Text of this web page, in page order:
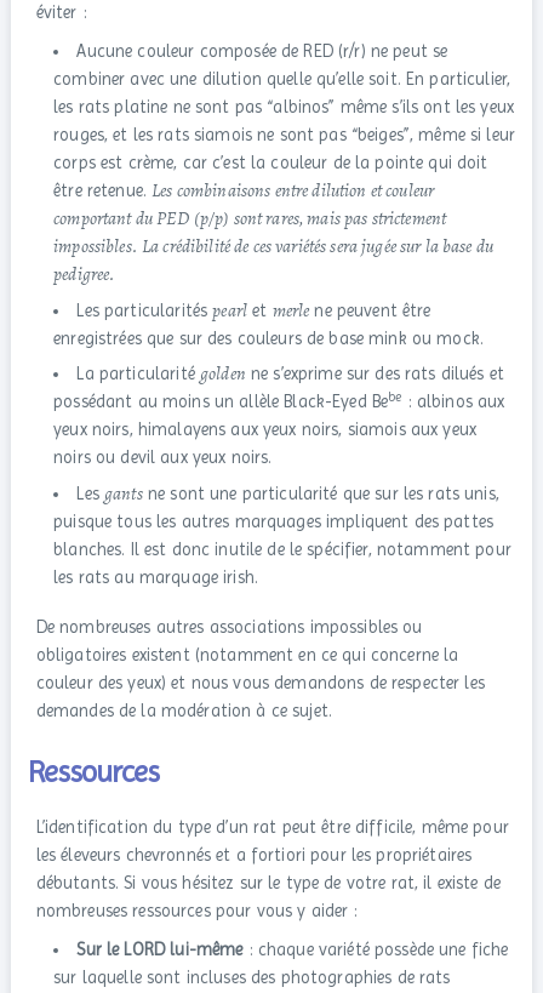
éviter :
Aucune couleur composée de RED (r/r) ne peut se
combiner avec une dilution quelle qu’elle soit. En particulier,
les rats platine ne sont pas “albinos” même s’ils ont les yeux
rouges, et les rats siamois ne sont pas “beiges”, même si leur
corps est crème, car c’est la couleur de la pointe qui doit
être retenue. Les combinaisons entre dilution et couleur
comportant du PED (p/p) sont rares, mais pas strictement
impossibles. La crédibilité de ces variétés sera jugée sur la base du
pedigree.
Les particularitéspearlet merle ne peuvent être
enregistrées que sur des couleurs de base mink ou mock.
La particularité golden ne s’exprime sur des rats dilués et
possédant au moins un allèle Black-Eyed Bebe : albinos aux
yeux noirs, himalayens aux yeux noirs, siamois aux yeux
noirs ou devil aux yeux noirs.
Les gantsne sont une particularité que sur les rats unis,
puisque tous les autres marquages impliquent des pattes
blanches. Il est donc inutile de le spécifier, notamment pour
les rats au marquage irish.
De nombreuses autres associations impossibles ou
obligatoires existent (notamment en ce qui concerne la
couleur des yeux) et nous vous demandons de respecter les
demandes de la modération à ce sujet.
Ressources
L’identification du type d’un rat peut être difficile, même pour
les éleveurs chevronnés et a fortiori pour les propriétaires
débutants. Si vous hésitez sur le type de votre rat, il existe de
nombreuses ressources pour vous y aider :
Sur le LORD lui-même: chaque variété possède une fiche
sur laquelle sont incluses des photographies de rats